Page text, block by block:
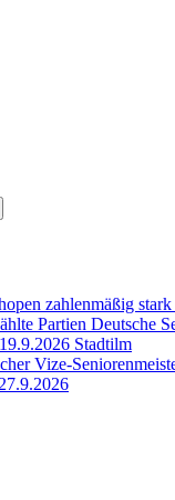
zahlenmäßig stark
Partien Deutsche
Stadtilm
Vize-